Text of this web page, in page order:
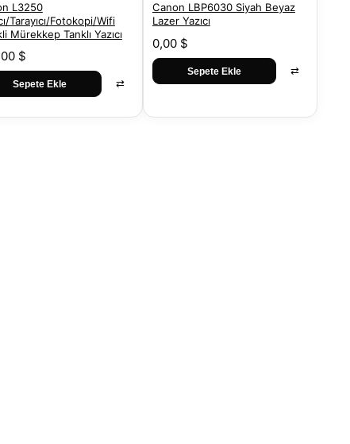
L3250
Tarayıcı/Fotokopi/Wifi
Mürekkep Tanklı Yazıcı
$
Sepete Ekle ⇄
Canon LBP6030 Siyah Beyaz
Lazer Yazıcı
0,00 $
Sepete Ekle ⇄